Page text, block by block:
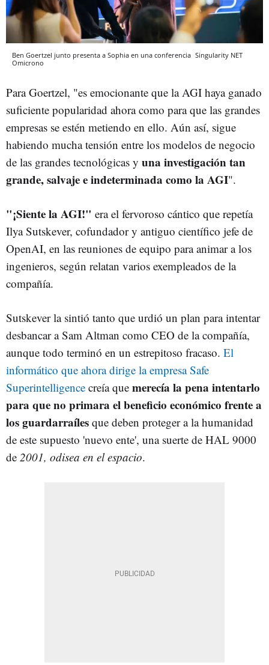
Ben Goertzel junto presenta a Sophia en una conferencia Singularity NET
Omicrono
Para Goertzel, "es emocionante que la AGI haya ganado
suficiente popularidad ahora como para que las grandes
empresas se estén metiendo en ello. Aún así, sigue
habiendo mucha tensión entre los modelos de negocio
de las grandes tecnológicas y una investigación tan
grande, salvaje e indeterminada como la AGI".
"¡Siente la AGI!" era el fervoroso cántico que repetía
Ilya Sutskever, cofundador y antiguo científico jefe de
OpenAI, en las reuniones de equipo para animar a los
ingenieros, según relatan varios exempleados de la
compañía.
Sutskever la sintió tanto que urdió un plan para intentar
desbancar a Sam Altman como CEO de la compañía,
aunque todo terminó en un estrepitoso fracaso. El
informático que ahora dirige la empresa Safe
Superintelligence creía que merecía la pena intentarlo
para que no primara el beneficio económico frente a
los guardarraíles que deben proteger a la humanidad
de este supuesto 'nuevo ente', una suerte de HAL 9000
de 2001, odisea en el espacio.